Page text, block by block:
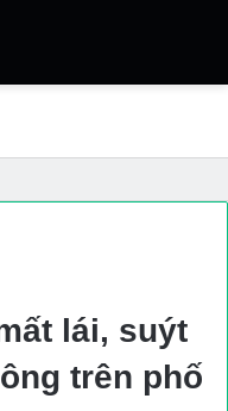
lái, suýt
trên phố